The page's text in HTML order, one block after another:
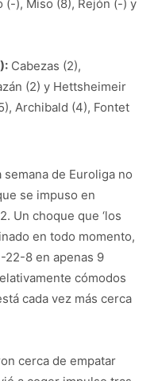
(-), Miso (8), Rejón (-) y
Cabezas (2),
(2) y Hettsheimeir
Archibald (4), Fontet
de Euroliga no
se impuso en
Un choque que ‘los
en todo momento,
22-8 en apenas 9
cómodos
cada vez más cerca
cerca de empatar